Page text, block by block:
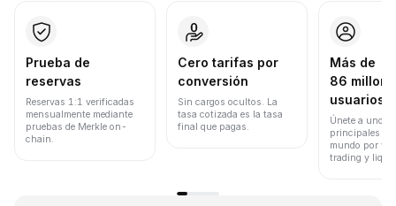
Prueba de
reservas
Reservas 1:1 verificadas
mensualmente mediante
pruebas de Merkle on-
chain.
Cero tarifas por
conversión
Sin cargos ocultos. La
tasa cotizada es la tasa
final que pagas.
Más de
86
usuarios
Únete a uno
principales
mundo por
trading y